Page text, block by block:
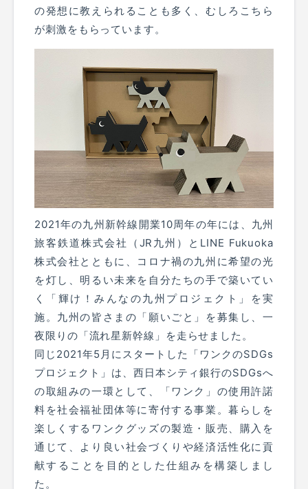
の発想に教えられることも多く、むしろこちら
が刺激をもらっています。
2021年の九州新幹線開業10周年の年には、九州
旅客鉄道株式会社（JR九州）とLINE Fukuoka
株式会社とともに、コロナ禍の九州に希望の光
を灯し、明るい未来を自分たちの手で築いてい
く「輝け！みんなの九州プロジェクト」を実
施。九州の皆さまの「願いごと」を募集し、一
夜限りの「流れ星新幹線」を走らせました。
同じ2021年5月にスタートした「ワンクのSDGs
プロジェクト」は、西日本シティ銀行のSDGsへ
の取組みの一環として、「ワンク」の使用許諾
料を社会福祉団体等に寄付する事業。暮らしを
楽しくするワンクグッズの製造・販売、購入を
通じて、より良い社会づくりや経済活性化に貢
献することを目的とした仕組みを構築しまし
た。